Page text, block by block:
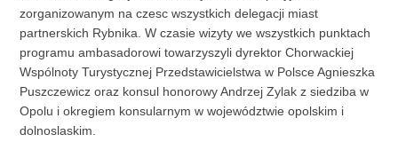
zorganizowanym na czesc wszystkich delegacji miast
partnerskich Rybnika. W czasie wizyty we wszystkich punktach
programu ambasadorowi towarzyszyli dyrektor Chorwackiej
Wspólnoty Turystycznej Przedstawicielstwa w Polsce Agnieszka
Puszczewicz oraz konsul honorowy Andrzej Zylak z siedziba w
Opolu i okregiem konsularnym w województwie opolskim i
dolnoslaskim.